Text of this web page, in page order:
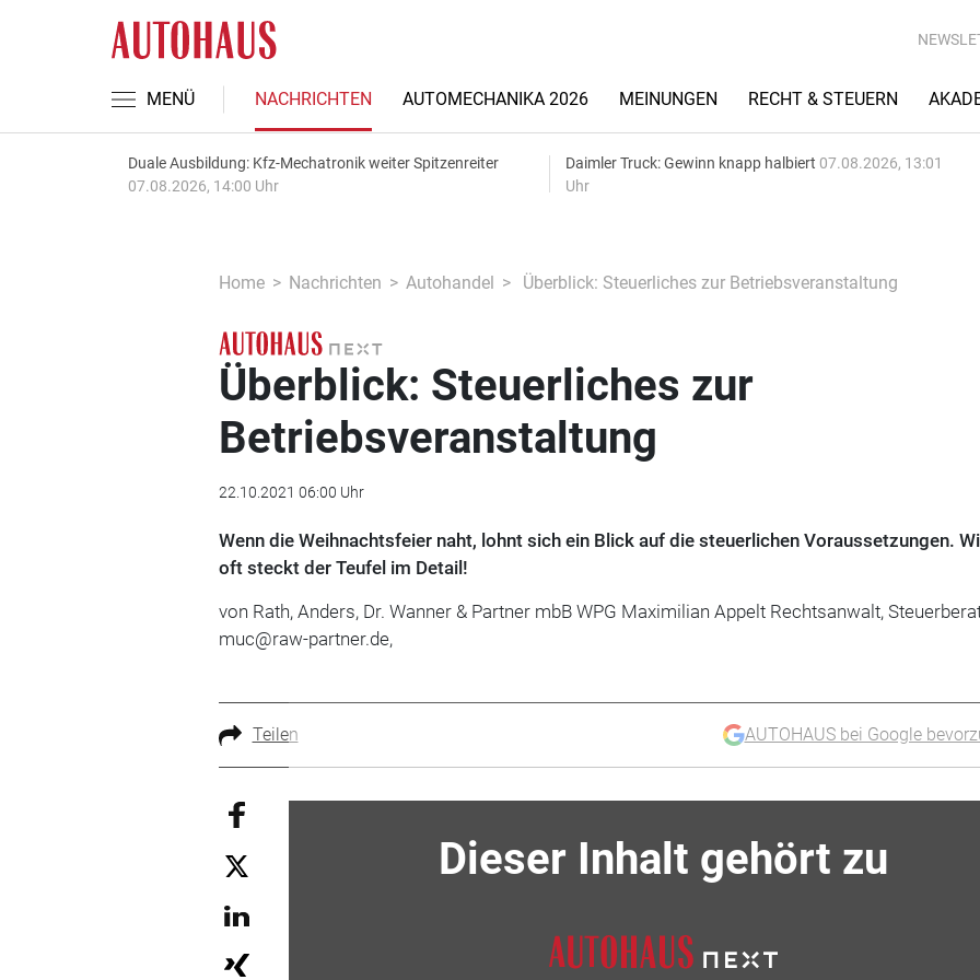
MENÜ NACHRICHTEN AUTOMECHANIKA 2026 MEINUNGEN RECHT & STEUERN
Duale Ausbildung: Kfz-Mechatronik weiter Spitzenreiter
07.08.2026, 14:00 Uhr
Daimler Truck: Gewinn knapp halbiert 07.08.2026, 13:01
Uhr
Home Nachrichten Autohandel Überblick: Steuerliches zur Betriebsveranstaltung
Überblick: Steuerliches zur
Betriebsveranstaltung
22.10.2021 06:00 Uhr
Wenn die Weihnachtsfeier naht, lohnt sich ein Blick auf die steuerlichen Voraussetzungen.
oft steckt der Teufel im Detail!
von Rath, Anders, Dr. Wanner & Partner mbB WPG Maximilian Appelt Rechtsanwalt,
muc@raw-partner.de,
Teilen AUTOHAUS bei Google
Dieser Inhalt gehört zu